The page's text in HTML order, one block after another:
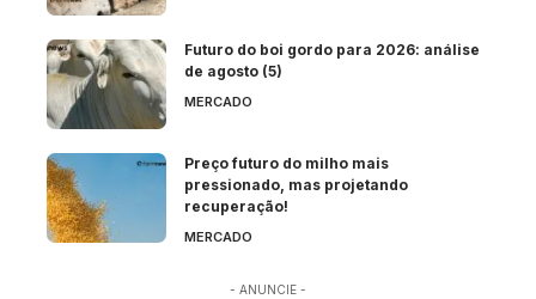
Futuro do boi gordo para 2026: análise
de agosto (5)
MERCADO
Preço futuro do milho mais
pressionado, mas projetando
recuperação!
MERCADO
- ANUNCIE -